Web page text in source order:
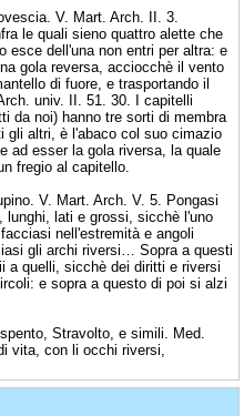
V. Mart. Arch. II. 3.
le quali sieno quattro alette che
esce dell'una non entri per altra: e
gola reversa, acciocchè il vento
di fuore, e trasportando il
univ. II. 51. 30. I capitelli
da noi) hanno tre sorti di membra
gli altri, è l'abaco col suo cimazio
ad esser la gola riversa, la quale
fregio al capitello.
V. Mart. Arch. V. 5. Pongasi
lunghi, lati e grossi, sicchè l'uno
nell'estremità e angoli
gli archi riversi… Sopra a questi
a quelli, sicchè dei diritti e riversi
e sopra a questo di poi si alzi
Stravolto, e simili. Med.
vita, con li occhi riversi,